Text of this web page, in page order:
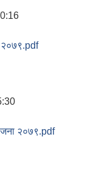
२०७९.pdf
२०७९.pdf